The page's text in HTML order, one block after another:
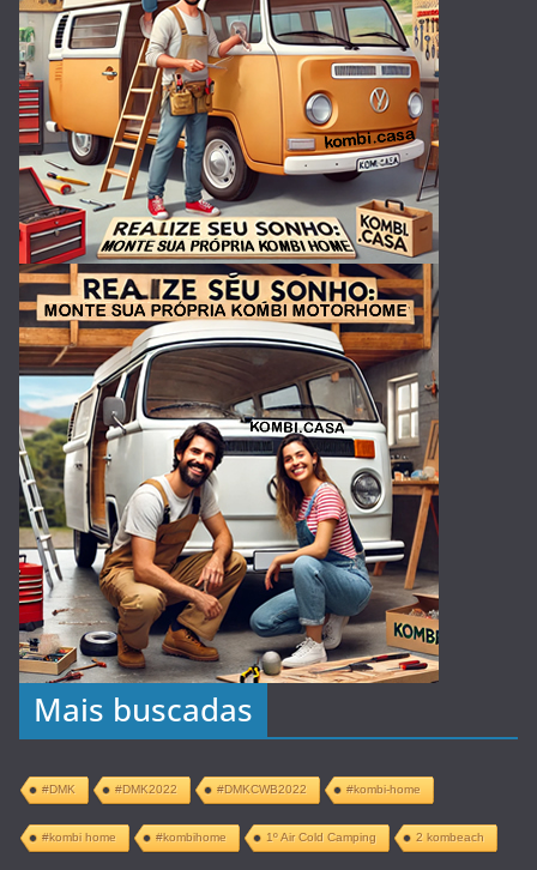
Mais buscadas
#DMK #DMK2022 #DMKCWB2022 #kombi-home
#kombi home #kombihome 1º Air Cold Camping 2 kombeach